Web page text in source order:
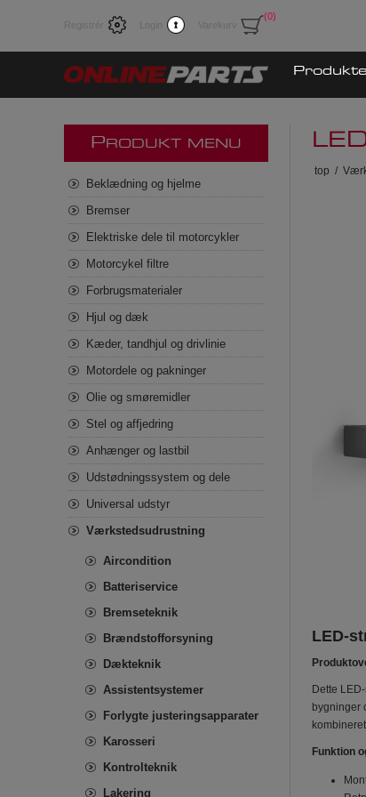
Registrér Login Varekurv
(0)
top /
LED-
Dette
bygninger
Funktion
P RODUKT MENU
Beklædning og hjelme
Bremser
Elektriske dele til motorcykler
Motorcykel filtre
Forbrugsmaterialer
Hjul og dæk
Kæder, tandhjul og drivlinie
Motordele og pakninger
Olie og smøremidler
Stel og affjedring
Anhænger og lastbil
Udstødningssystem og dele
Universal udstyr
Værkstedsudrustning
Aircondition
Batteriservice
Bremseteknik
Brændstofforsyning
Dækteknik
Assistentsystemer
Forlygte justeringsapparater
Karosseri
Kontrolteknik
Lakering